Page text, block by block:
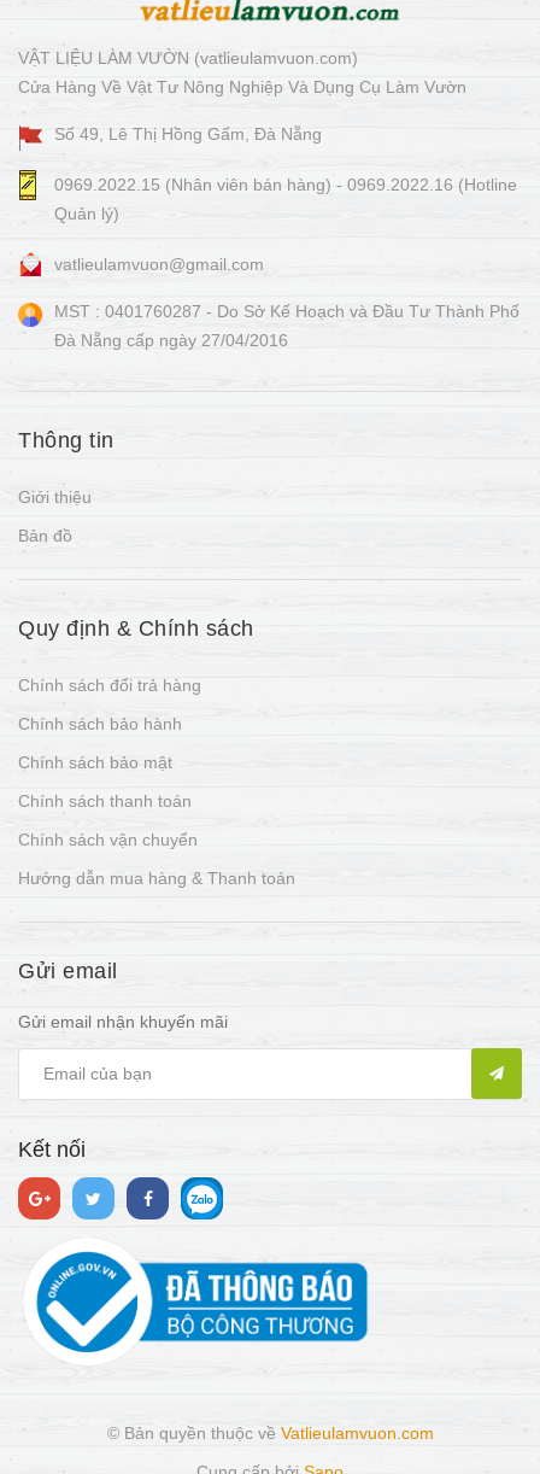
VẬT LIỆU LÀM VƯỜN (vatlieulamvuon.com)
Cửa Hàng Về Vật Tư Nông Nghiệp Và Dụng Cụ Làm Vườn
Số 49, Lê Thị Hồng Gấm, Đà Nẵng
0969.2022.15 (Nhân viên bán hàng) - 0969.2022.16 (Hotline
Quản lý)
vatlieulamvuon@gmail.com
MST : 0401760287 - Do Sở Kế Hoạch và Đầu Tư Thành Phố
Đà Nẵng cấp ngày 27/04/2016
Thông tin
Giới thiệu
Bản đồ
Quy định & Chính sách
Chính sách đổi trả hàng
Chính sách bảo hành
Chính sách bảo mật
Chính sách thanh toán
Chính sách vận chuyển
Hướng dẫn mua hàng & Thanh toán
Gửi email
Gửi email nhận khuyến mãi
Kết nối
© Bản quyền thuộc về Vatlieulamvuon.com